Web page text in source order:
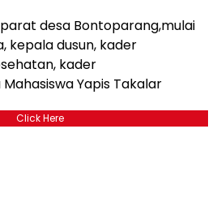
desa Bontoparang,mulai
kepala dusun, kader
kader
Yapis Takalar
Click Here